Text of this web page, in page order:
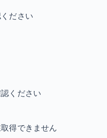
ださい
ください
得できません